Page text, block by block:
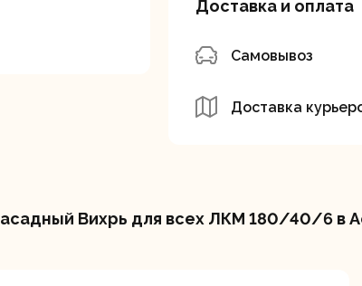
машины
Доставка и оплата
Самовывоз
Доставка
Вихрь для всех ЛКМ 180/40/6 в